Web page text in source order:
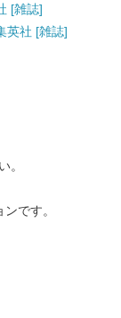
[雑誌]
英社 [雑誌]
。
です。